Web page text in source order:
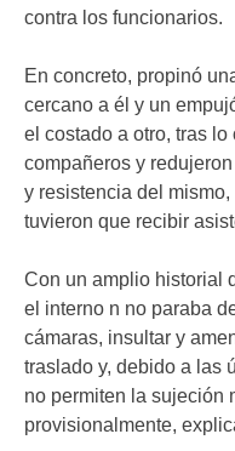
contra los funcionarios.
En concreto, propinó
cercano a él y un
el costado a otro, tras
compañeros y
y resistencia del
tuvieron que recibir
Con un amplio historial
el interno n no paraba
cámaras, insultar y
traslado y, debido a las
no permiten la sujeción
provisionalmente,